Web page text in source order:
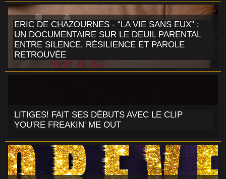
ERIC DE CHAZOURNES - “LA VIE SANS EUX” :
UN DOCUMENTAIRE SUR LE DEUIL PARENTAL
ENTRE SILENCE, RÉSILIENCE ET PAROLE
RETROUVÉE
LITIGES! FAIT SES DÉBUTS AVEC LE CLIP
YOU'RE FREAKIN' ME OUT